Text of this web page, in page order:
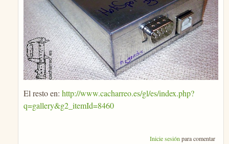
El resto en: http://www.cacharreo.es/gl/es/index.php?
q=gallery&g2_itemId=8460
Inicie sesiónpara comentar